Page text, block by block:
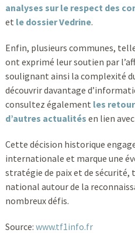
analyses sur le respect des
et le dossier Vedrine.
Enfin, plusieurs communes,
ont exprimé leur soutien par
soulignant ainsi la complexité
découvrir davantage
consultez également les
d’autres actualités en lien
Cette décision historique
internationale et marque une
stratégie de paix et de
national autour de la
nombreux défis.
Source: www.tf1info.fr